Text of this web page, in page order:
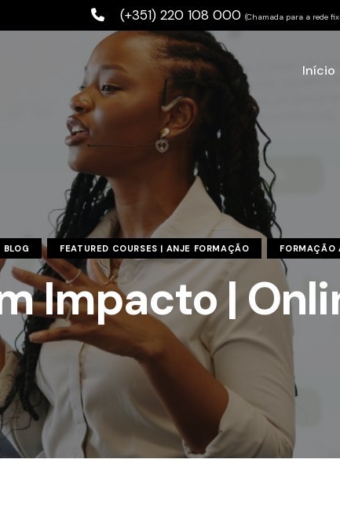
(+351) 220 108 000 (Chamada para a rede
Início
BLOG FEATURED COURSES | ANJE FORMAÇÃO FORMAÇÃO
Impacto |